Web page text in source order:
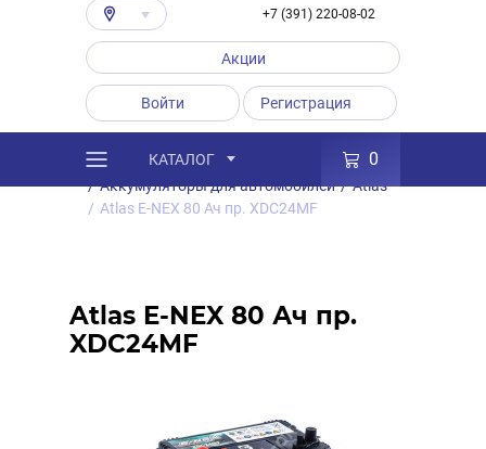
+7 (391) 220-08-02
Акции
Войти Регистрация
КАТАЛОГ 0
Каталог / Товары
Аккумуляторы
/ Аккумуляторы для автомобилей / Atlas
/ Atlas E-NEX 80 Ач пр. XDC24MF
Atlas E-NEX 80 Ач пр.
XDC24MF